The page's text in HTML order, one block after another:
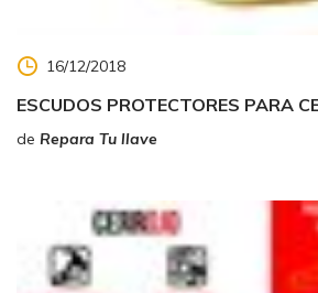
16/12/2018
ESCUDOS PROTECTORES PARA
de Repara Tu llave